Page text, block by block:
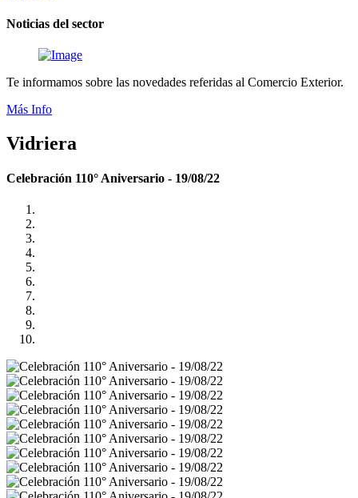
Noticias del sector
Te informamos sobre las novedades referidas al Comercio Exterior.
Más Info
Vidriera
Celebración 110° Aniversario - 19/08/22